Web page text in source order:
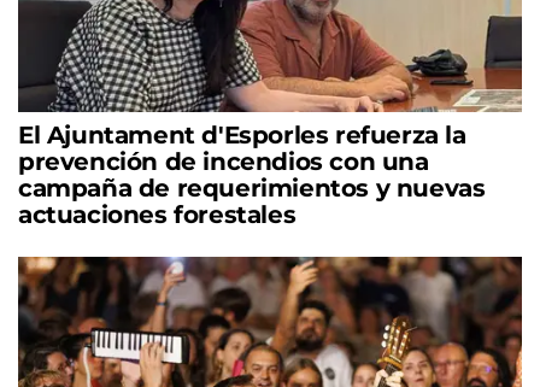
El Ajuntament d'Esporles refuerza la
prevención de incendios con una
campaña de requerimientos y nuevas
actuaciones forestales